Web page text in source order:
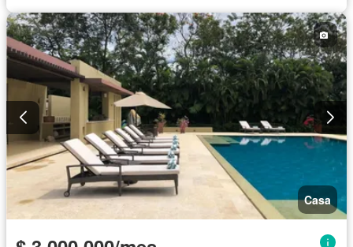
Seguridad privada
Área infantil
Permite mascotas
Permite niños
Casa